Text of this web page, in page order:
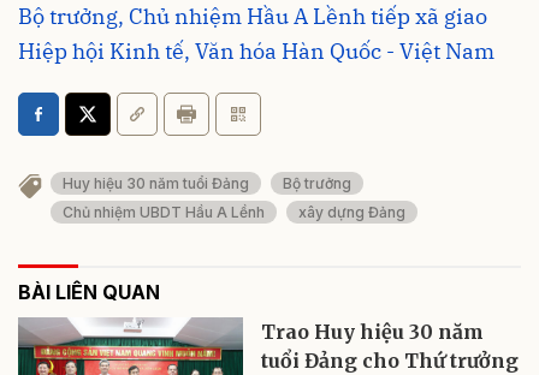
Bộ trưởng, Chủ nhiệm Hầu A Lềnh tiếp xã giao
Hiệp hội Kinh tế, Văn hóa Hàn Quốc - Việt Nam
Huy hiệu 30 năm tuổi Đảng
Bộ trưởng
Chủ nhiệm UBDT Hầu A Lềnh
xây dựng Đảng
BÀI LIÊN QUAN
Trao Huy hiệu 30 năm
tuổi Đảng cho Thứ trưởng